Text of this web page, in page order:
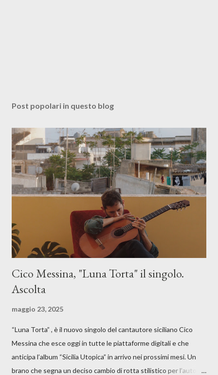
Post popolari in questo blog
Cico Messina, "Luna Torta" il singolo.
Ascolta
maggio 23, 2025
“Luna Torta” , è il nuovo singolo del cantautore siciliano Cico
Messina che esce oggi in tutte le piattaforme digitali e che
anticipa l’album “Sicilia Utopica” in arrivo nei prossimi mesi. Un
brano che segna un deciso cambio di rotta stilistico per l’autore